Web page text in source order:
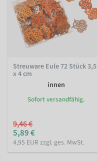
Streuware Eule 72 Stück 3,5
x 4 cm
innen
Sofort versandfähig.
9,46 €
5,89 €
4,95 EUR zzgl. ges. MwSt.